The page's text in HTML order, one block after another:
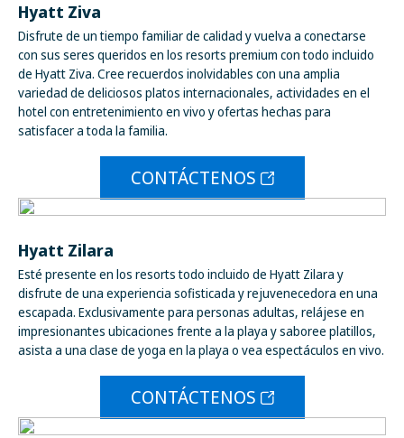
Hyatt Ziva
Disfrute de un tiempo familiar de calidad y vuelva a conectarse
con sus seres queridos en los resorts premium con todo incluido
de Hyatt Ziva. Cree recuerdos inolvidables con una amplia
variedad de deliciosos platos internacionales, actividades en el
hotel con entretenimiento en vivo y ofertas hechas para
satisfacer a toda la familia.
CONTÁCTENOS
Hyatt Zilara
Esté presente en los resorts todo incluido de Hyatt Zilara y
disfrute de una experiencia sofisticada y rejuvenecedora en una
escapada. Exclusivamente para personas adultas, relájese en
impresionantes ubicaciones frente a la playa y saboree platillos,
asista a una clase de yoga en la playa o vea espectáculos en vivo.
CONTÁCTENOS